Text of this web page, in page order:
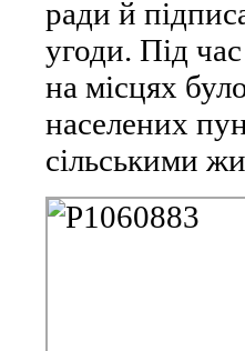
ради й
угоди. Під
на місцях
населених
сільськими